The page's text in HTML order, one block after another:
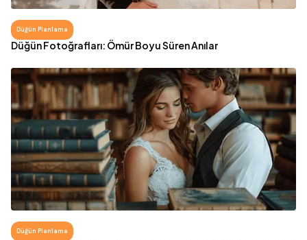
Düğün Planlama
Düğün Fotoğrafları: Ömür Boyu Süren Anılar
Düğün Planlama